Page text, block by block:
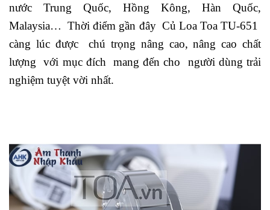
nước Trung Quốc, Hồng Kông, Hàn Quốc,
Malaysia… Thời điểm gần đây Củ Loa Toa TU-651
càng lúc được chú trọng nâng cao, nâng cao chất
lượng với mục đích mang đến cho người dùng trải
nghiệm tuyệt vời nhất.